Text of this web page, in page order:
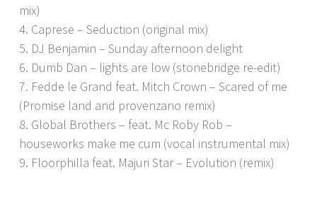
mix)
4. Caprese – Seduction (original mix)
5. DJ Benjamin – Sunday afternoon delight
6. Dumb Dan – lights are low (stonebridge re-edit)
7. Fedde le Grand feat. Mitch Crown – Scared of me
(Promise land and provenzano remix)
8. Global Brothers – feat. Mc Roby Rob –
houseworks make me cum (vocal instrumental mix)
9. Floorphilla feat. Majuri Star – Evolution (remix)